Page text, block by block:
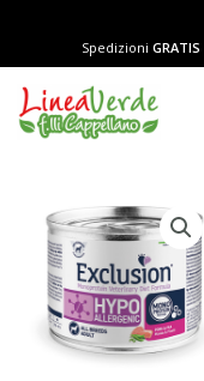
contenuto
Spedizioni GRATIS